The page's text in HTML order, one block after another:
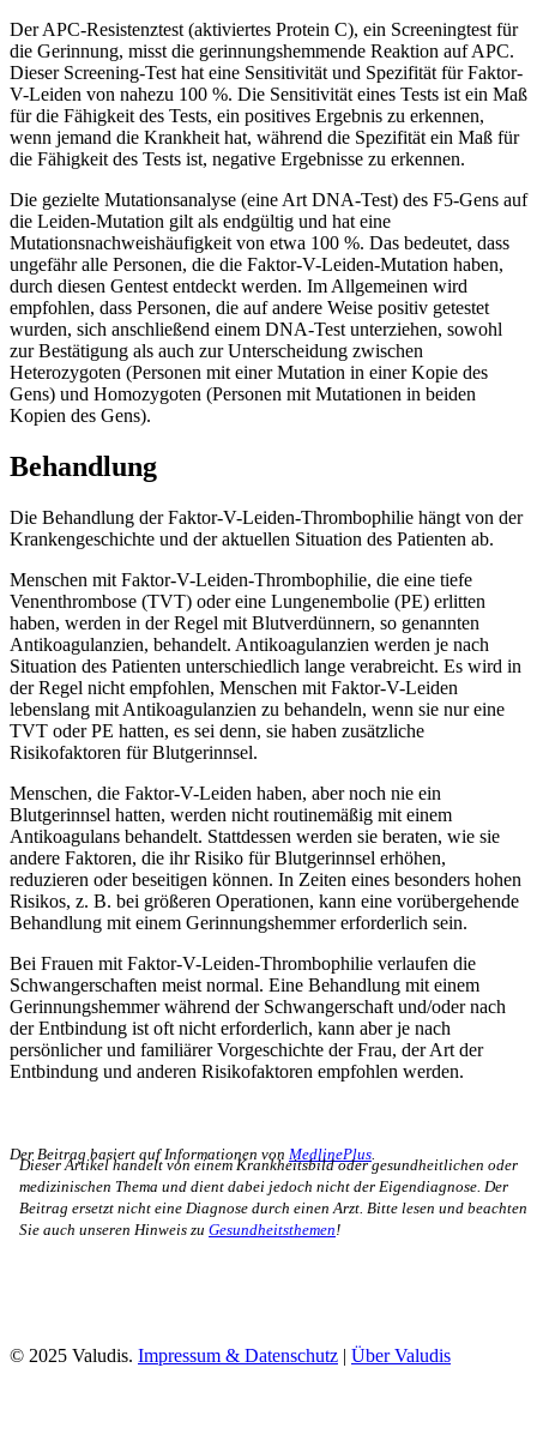
Der APC-Resistenztest (aktiviertes Protein C), ein Screeningtest für
die Gerinnung, misst die gerinnungshemmende Reaktion auf APC.
Dieser Screening-Test hat eine Sensitivität und Spezifität für Faktor-
V-Leiden von nahezu 100 %. Die Sensitivität eines Tests ist ein Maß
für die Fähigkeit des Tests, ein positives Ergebnis zu erkennen,
wenn jemand die Krankheit hat, während die Spezifität ein Maß für
die Fähigkeit des Tests ist, negative Ergebnisse zu erkennen.
Die gezielte Mutationsanalyse (eine Art DNA-Test) des F5-Gens auf
die Leiden-Mutation gilt als endgültig und hat eine
Mutationsnachweishäufigkeit von etwa 100 %. Das bedeutet, dass
ungefähr alle Personen, die die Faktor-V-Leiden-Mutation haben,
durch diesen Gentest entdeckt werden. Im Allgemeinen wird
empfohlen, dass Personen, die auf andere Weise positiv getestet
wurden, sich anschließend einem DNA-Test unterziehen, sowohl
zur Bestätigung als auch zur Unterscheidung zwischen
Heterozygoten (Personen mit einer Mutation in einer Kopie des
Gens) und Homozygoten (Personen mit Mutationen in beiden
Kopien des Gens).
Behandlung
Die Behandlung der Faktor-V-Leiden-Thrombophilie hängt von der
Krankengeschichte und der aktuellen Situation des Patienten ab.
Menschen mit Faktor-V-Leiden-Thrombophilie, die eine tiefe
Venenthrombose (TVT) oder eine Lungenembolie (PE) erlitten
haben, werden in der Regel mit Blutverdünnern, so genannten
Antikoagulanzien, behandelt. Antikoagulanzien werden je nach
Situation des Patienten unterschiedlich lange verabreicht. Es wird in
der Regel nicht empfohlen, Menschen mit Faktor-V-Leiden
lebenslang mit Antikoagulanzien zu behandeln, wenn sie nur eine
TVT oder PE hatten, es sei denn, sie haben zusätzliche
Risikofaktoren für Blutgerinnsel.
Menschen, die Faktor-V-Leiden haben, aber noch nie ein
Blutgerinnsel hatten, werden nicht routinemäßig mit einem
Antikoagulans behandelt. Stattdessen werden sie beraten, wie sie
andere Faktoren, die ihr Risiko für Blutgerinnsel erhöhen,
reduzieren oder beseitigen können. In Zeiten eines besonders hohen
Risikos, z. B. bei größeren Operationen, kann eine vorübergehende
Behandlung mit einem Gerinnungshemmer erforderlich sein.
Bei Frauen mit Faktor-V-Leiden-Thrombophilie verlaufen die
Schwangerschaften meist normal. Eine Behandlung mit einem
Gerinnungshemmer während der Schwangerschaft und/oder nach
der Entbindung ist oft nicht erforderlich, kann aber je nach
persönlicher und familiärer Vorgeschichte der Frau, der Art der
Entbindung und anderen Risikofaktoren empfohlen werden.
Der Beitrag basiert auf Informationen von MedlinePlus
Dieser Artikel handelt von einem Krankheitsbild oder gesundheitlichen oder
medizinischen Thema und dient dabei jedoch nicht der Eigendiagnose. Der
Beitrag ersetzt nicht eine Diagnose durch einen Arzt. Bitte lesen und beachten
Sie auch unseren Hinweis zu Gesundheitsthemen!
© 2025 Valudis. Impressum & Datenschutz | Über Valudis